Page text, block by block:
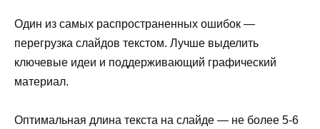
Один из самых распространенных ошибок —
перегрузка слайдов текстом. Лучше выделить
ключевые идеи и поддерживающий графический
материал.
Оптимальная длина текста на слайде — не более 5-6